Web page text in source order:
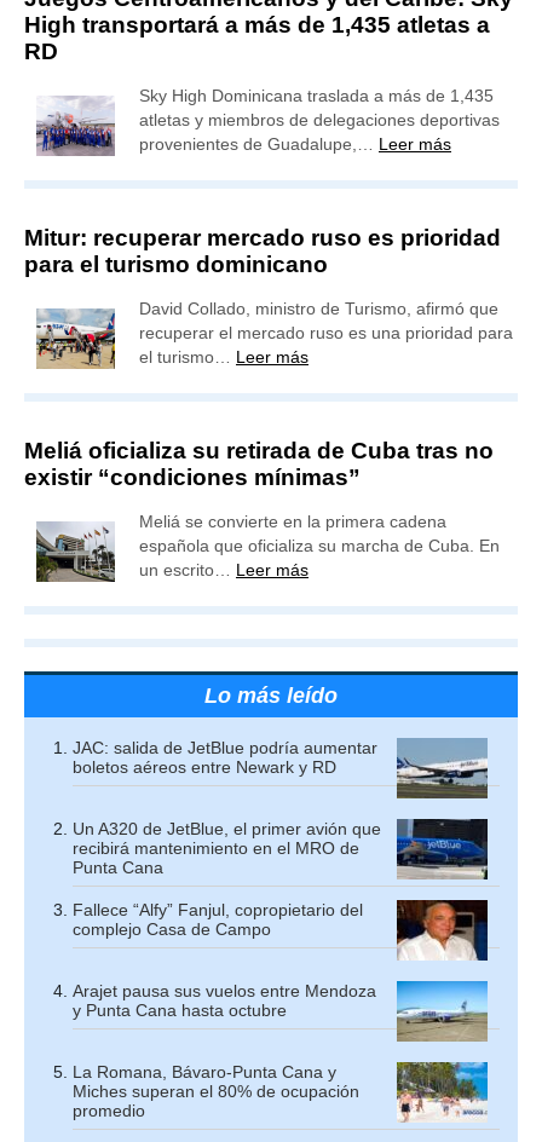
High transportará a más de 1,435 atletas a
RD
Sky High Dominicana traslada a más de 1,435
atletas y miembros de delegaciones deportivas
provenientes de Guadalupe,… Leer más
Mitur: recuperar mercado ruso es prioridad
para el turismo dominicano
David Collado, ministro de Turismo, afirmó que
recuperar el mercado ruso es una prioridad para
el turismo… Leer más
Meliá oficializa su retirada de Cuba tras no
existir “condiciones mínimas”
Meliá se convierte en la primera cadena
española que oficializa su marcha de Cuba. En
un escrito… Leer más
Lo más leído
JAC: salida de JetBlue podría aumentar
boletos aéreos entre Newark y RD
Un A320 de JetBlue, el primer avión que
recibirá mantenimiento en el MRO de
Punta Cana
Fallece “Alfy” Fanjul, copropietario del
complejo Casa de Campo
Arajet pausa sus vuelos entre Mendoza
y Punta Cana hasta octubre
La Romana, Bávaro-Punta Cana y
Miches superan el 80% de ocupación
promedio